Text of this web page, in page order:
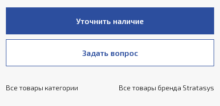
Уточнить наличие
Задать вопрос
Все товары категории Все товары бренда Stratasys